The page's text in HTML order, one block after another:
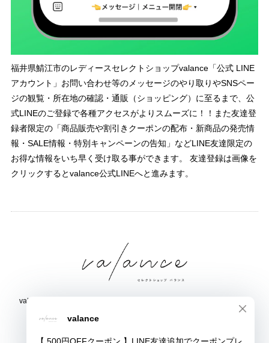
福井県鯖江市のレディースセレクトショップvalance「公式 LINE
アカウント」お問い合わせ等のメッセージのやり取りやSNSペー
ジの観覧・所在地の確認・通販（ショッピング）に至るまで、公
式LINEのご登録で各種アクセスがよりスムーズに！！また友達登
録者限定の「商品販売や割引きクーポンの配布・新商品の発売情
報・SALE情報・特別キャンペーンの告知」などLINE友達限定の
お得な情報をいち早く受け取る事ができます。 友達登録は画像を
クリックするとvalance公式LINEへと進みます。
valance 福井｜レディース セレクトショップ｜ファッション通販サイト
福井県鯖江市三六町1丁目1507